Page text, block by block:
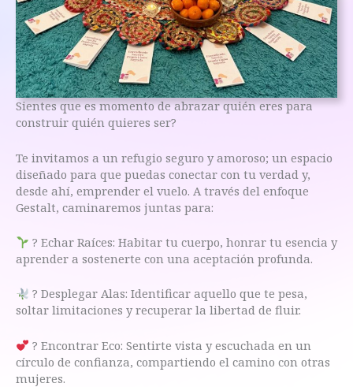
Sientes que es momento de abrazar quién eres para
construir quién quieres ser?
Te invitamos a un refugio seguro y amoroso; un espacio
diseñado para que puedas conectar con tu verdad y,
desde ahí, emprender el vuelo. A través del enfoque
Gestalt, caminaremos juntas para:
? Echar Raíces: Habitar tu cuerpo, honrar tu esencia y
aprender a sostenerte con una aceptación profunda.
? Desplegar Alas: Identificar aquello que te pesa,
soltar limitaciones y recuperar la libertad de fluir.
? Encontrar Eco: Sentirte vista y escuchada en un
círculo de confianza, compartiendo el camino con otras
mujeres.